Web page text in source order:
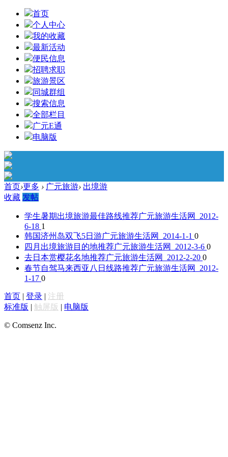
首页
个人中心
我的收藏
最新活动
便民信息
招聘求职
旅游景区
同城群组
搜索信息
全部栏目
广元E通
电脑版
首页›更多 › 广元旅游› 出境游
收藏 发帖
学生暑期出境旅游最佳路线推荐广元旅游生活网 2012-
6-18 1
韩国济州岛双飞5日游广元旅游生活网 2014-1-1 0
四月出境旅游目的地推荐广元旅游生活网 2012-3-6 0
去日本赏樱花名地推荐广元旅游生活网 2012-2-20 0
春节自驾马来西亚八日线路推荐广元旅游生活网 2012-
1-17 0
首页 | 登录 | 注册
标准版 | 触屏版 | 电脑版
© Comsenz Inc.